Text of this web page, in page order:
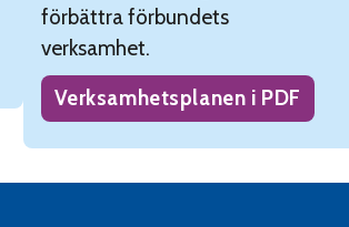
förbättra förbundets
verksamhet.
Verksamhetsplanen i PDF